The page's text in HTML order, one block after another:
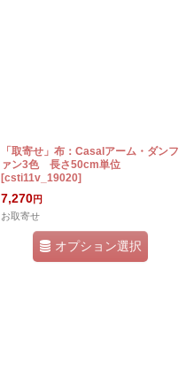
「取寄せ」布：Casalアーム・ダンフ
ァン3色 長さ50cm単位
[csti11v_19020]
7,270円
お取寄せ
オプション選択